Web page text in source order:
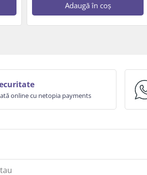
Adaugă în coș
online cu netopia payments